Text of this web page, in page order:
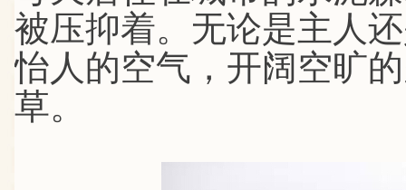
被压抑着。无论是主人
怡人的空气，开阔空旷
草。